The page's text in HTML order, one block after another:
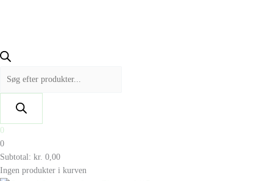
0
0
Subtotal: kr. 0,00
Ingen produkter i kurven